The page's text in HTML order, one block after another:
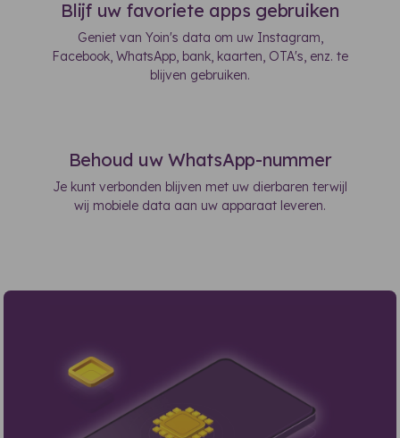
Blijf uw favoriete apps gebruiken
Geniet van Yoin's data om uw Instagram,
Facebook, WhatsApp, bank, kaarten, OTA's, enz. te
blijven gebruiken.
Behoud uw WhatsApp-nummer
Je kunt verbonden blijven met uw dierbaren terwijl
wij mobiele data aan uw apparaat leveren.